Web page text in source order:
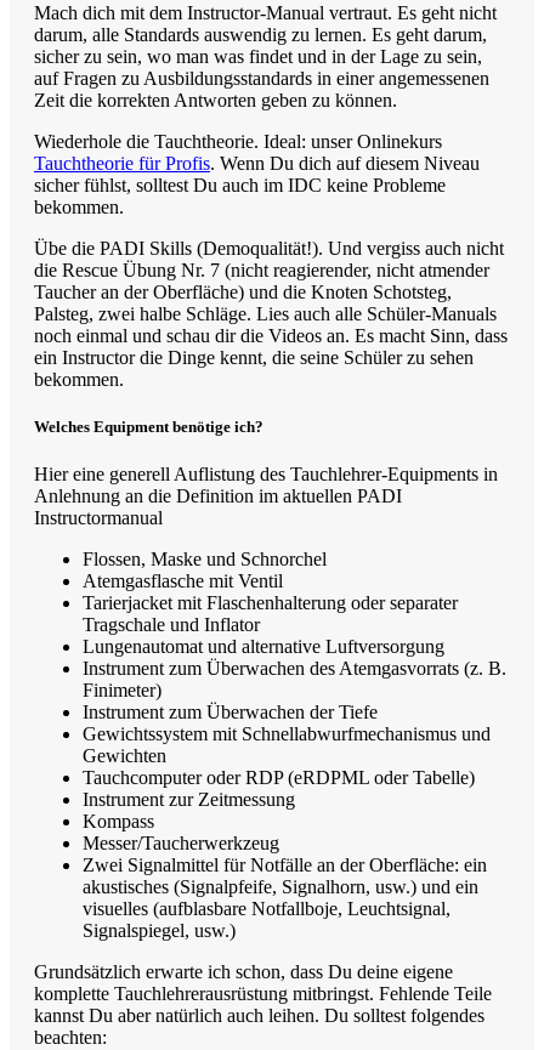
Mach dich mit dem Instructor-Manual vertraut. Es geht nicht
darum, alle Standards auswendig zu lernen. Es geht darum,
sicher zu sein, wo man was findet und in der Lage zu sein,
auf Fragen zu Ausbildungsstandards in einer angemessenen
Zeit die korrekten Antworten geben zu können.
Wiederhole die Tauchtheorie. Ideal: unser Onlinekurs
Tauchtheorie für Profis. Wenn Du dich auf diesem Niveau
sicher fühlst, solltest Du auch im IDC keine Probleme
bekommen.
Übe die PADI Skills (Demoqualität!). Und vergiss auch nicht
die Rescue Übung Nr. 7 (nicht reagierender, nicht atmender
Taucher an der Oberfläche) und die Knoten Schotsteg,
Palsteg, zwei halbe Schläge. Lies auch alle Schüler-Manuals
noch einmal und schau dir die Videos an. Es macht Sinn, dass
ein Instructor die Dinge kennt, die seine Schüler zu sehen
bekommen.
Welches Equipment benötige ich?
Hier eine generell Auflistung des Tauchlehrer-Equipments in
Anlehnung an die Definition im aktuellen PADI
Instructormanual
Flossen, Maske und Schnorchel
Atemgasflasche mit Ventil
Tarierjacket mit Flaschenhalterung oder separater
Tragschale und Inflator
Lungenautomat und alternative Luftversorgung
Instrument zum Überwachen des Atemgasvorrats (z. B.
Finimeter)
Instrument zum Überwachen der Tiefe
Gewichtssystem mit Schnellabwurfmechanismus und
Gewichten
Tauchcomputer oder RDP (eRDPML oder Tabelle)
Instrument zur Zeitmessung
Kompass
Messer/Taucherwerkzeug
Zwei Signalmittel für Notfälle an der Oberfläche: ein
akustisches (Signalpfeife, Signalhorn, usw.) und ein
visuelles (aufblasbare Notfallboje, Leuchtsignal,
Signalspiegel, usw.)
Grundsätzlich erwarte ich schon, dass Du deine eigene
komplette Tauchlehrerausrüstung mitbringst. Fehlende Teile
kannst Du aber natürlich auch leihen. Du solltest folgendes
beachten: